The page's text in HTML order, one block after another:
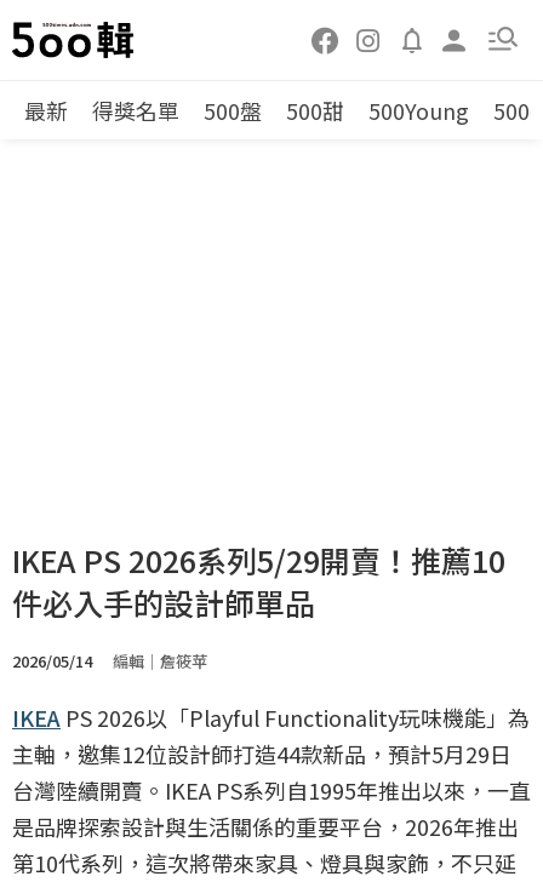
最新 得獎名單 500盤 500甜 500Young 500
IKEA PS 2026系列5/29開賣！推薦10
件必入手的設計師單品
2026/05/14 編輯｜詹筱苹
IKEA PS 2026以「Playful Functionality玩味機能」為
主軸，邀集12位設計師打造44款新品，預計5月29日
台灣陸續開賣。IKEA PS系列自1995年推出以來，一直
是品牌探索設計與生活關係的重要平台，2026年推出
第10代系列，這次將帶來家具、燈具與家飾，不只延